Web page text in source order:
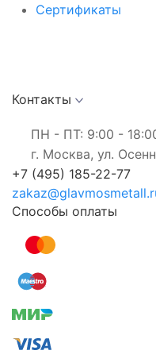
Сертификаты
Контакты
ПН - ПТ: 9:00 -
г. Москва, ул.
+7 (495) 185-22-77
Способы оплаты